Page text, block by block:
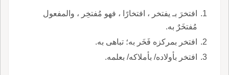
افتخرَ بـ يفتخر ، افتخارًا ، فهو مُفتخِر ، والمفعول
مُفتخَرٌ به.
افتخر بمركزه فَخَر به؛ تباهى به.
افتخر بأولاده/ بأملاكه/ بعلمه.